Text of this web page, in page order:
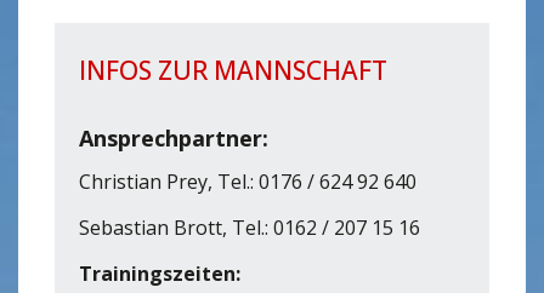
INFOS ZUR MANNSCHAFT
Ansprechpartner:
Christian Prey, Tel.: 0176 / 624 92 640
Sebastian Brott, Tel.: 0162 / 207 15 16
Trainingszeiten: